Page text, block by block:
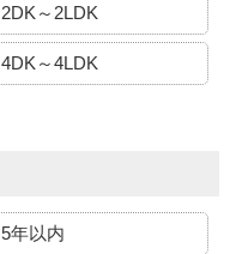
2DK～2LDK
4DK～4LDK
5年以内